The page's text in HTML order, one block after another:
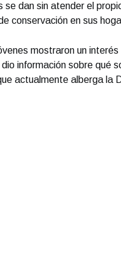
se dan sin atender el
conservación en sus
mostraron un
información sobre qué
actualmente alberga la